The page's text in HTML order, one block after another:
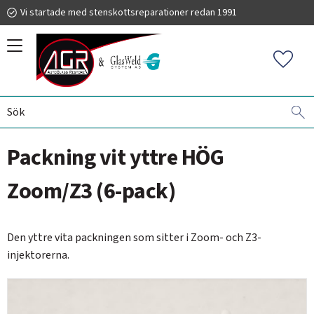
Vi startade med stenskottsreparationer redan 1991
VINDRUTEREPARATIONER
Packning vit yttre HÖG
Zoom/Z3 (6-pack)
Den yttre vita packningen som sitter i Zoom- och Z3-
injektorerna.
019 225 220